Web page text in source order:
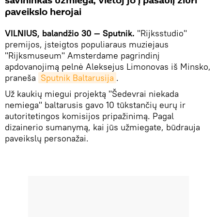
paveikslo herojai
VILNIUS, balandžio 30 — Sputnik. "Rijksstudio"
premijos, įsteigtos populiaraus muziejaus
"Rijksmuseum" Amsterdame pagrindinį
apdovanojimą pelnė Aleksejus Limonovas iš Minsko,
praneša Sputnik Baltarusija .
Už kaukių miegui projektą "Šedevrai niekada
nemiega" baltarusis gavo 10 tūkstančių eurų ir
autoritetingos komisijos pripažinimą. Pagal
dizainerio sumanymą, kai jūs užmiegate, būdrauja
paveikslų personažai.